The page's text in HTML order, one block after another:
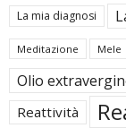
La mia diagnosi
Meditazione Mele
Olio
Reattività